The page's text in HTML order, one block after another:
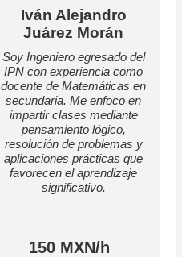
Iván Alejandro
Juárez Morán
Soy Ingeniero egresado del
IPN con experiencia como
docente de Matemáticas en
secundaria. Me enfoco en
impartir clases mediante
pensamiento lógico,
resolución de problemas y
aplicaciones prácticas que
favorecen el aprendizaje
significativo.
150 MXN/h